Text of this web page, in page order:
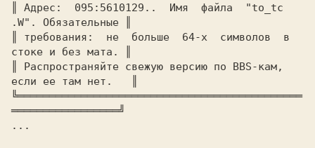
║ Адрес:  095:5610129..  Имя  файла  "to_tc
.W". Обязательные ║
║ требования:  не  больше  64-х  символов  в
стоке и без мата. ║
║ Распространяйте свежую версию по BBS-кам,
если ее там нет.   ║
╚═════════════════════════════════════════════
═════════════════╝
...